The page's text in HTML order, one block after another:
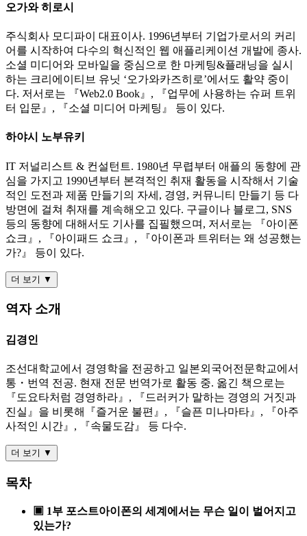
오가와 히로시
주식회사 모디파이 대표이사. 1996년부터 기업가로서의 커리
어를 시작하여 다수의 혁신적인 웹 애플리케이션 개발에 종사.
소셜 미디어와 모바일을 중심으로 한 마케팅&플래닝을 실시
하는 크리에이티브 유닛 ‘오가와카즈히로’에서도 활약 중이
다. 저서로는 『Web2.0 Book』, 『업무에 사용하는 슈퍼 트위
터 입문』, 『소셜 미디어 마케팅』 등이 있다.
하야시 노부유키
IT 저널리스트 & 컨설턴트. 1980년 무렵부터 애플의 동향에 관
심을 가지고 1990년부터 본격적인 취재 활동을 시작해서 기술
적인 도전과 제품 만들기의 자세, 경영, 커뮤니티 만들기 등 다
방면에 걸쳐 취재를 계속해오고 있다. 구글이나 블로그, SNS
등의 동향에 대해서도 기사를 집필했으며, 저서로는 『아이폰
쇼크』, 『아이패드 쇼크』, 『아이폰과 트위터는 왜 성공했는
가?』 등이 있다.
더 보기 ▼
역자 소개
김경인
조선대학교에서 경영학을 전공하고 일본외국어전문학교에서
통・번역 전공. 현재 전문 번역가로 활동 중. 옮긴 책으로는
『도요타처럼 경영하라』, 『드러커가 말하는 경영의 거짓과
진실』을 비롯해『즐거운 불편』, 『슬픈 미나마타』, 『아주
사적인 시간』, 『속물도감』 등 다수.
더 보기 ▼
목차
▣ 1부 포스트아이폰의 세계에서는 무슨 일이 벌어지고
있는가?